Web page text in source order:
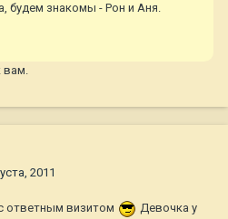
будем знакомы - Рон и Аня.
вам.
2011
ответным визитом
Девочка у